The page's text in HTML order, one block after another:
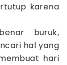
karena
buruk,
hal yang
hari